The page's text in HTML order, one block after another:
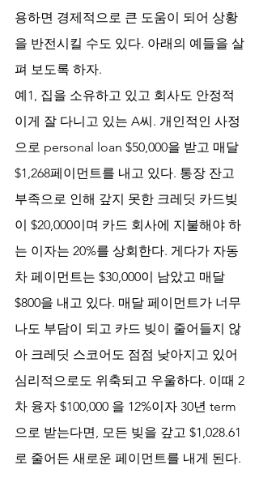
용하면 경제적으로 큰 도움이 되어 상황
을 반전시킬 수도 있다. 아래의 예들을 살
펴 보도록 하자.
예1, 집을 소유하고 있고 회사도 안정적
이게 잘 다니고 있는 A씨. 개인적인 사정
으로 personal loan $50,000을 받고 매달
$1,268페이먼트를 내고 있다. 통장 잔고
부족으로 인해 갚지 못한 크레딧 카드빚
이 $20,000이며 카드 회사에 지불해야 하
는 이자는 20%를 상회한다. 게다가 자동
차 페이먼트는 $30,000이 남았고 매달
$800을 내고 있다. 매달 페이먼트가 너무
나도 부담이 되고 카드 빚이 줄어들지 않
아 크레딧 스코어도 점점 낮아지고 있어
심리적으로도 위축되고 우울하다. 이때 2
차 융자 $100,000 을 12%이자 30년 term
으로 받는다면, 모든 빚을 갚고 $1,028.61
로 줄어든 새로운 페이먼트를 내게 된다.